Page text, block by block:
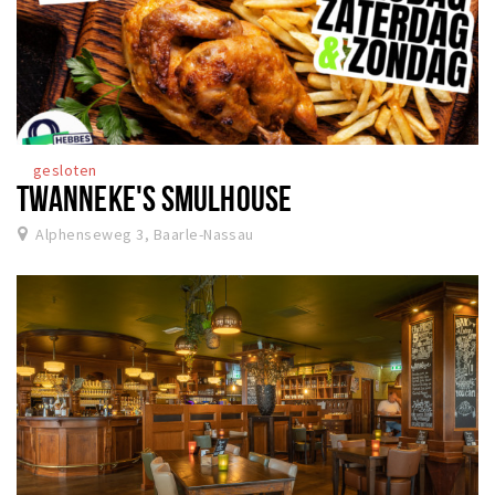
gesloten
TWANNEKE'S SMULHOUSE
Alphenseweg 3, Baarle-Nassau